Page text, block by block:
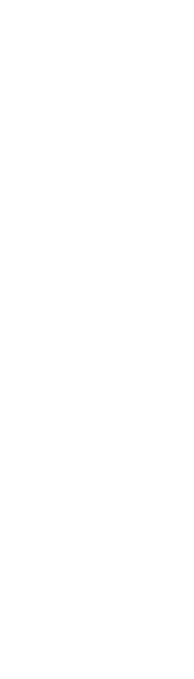
action
la demande pour
les tâches